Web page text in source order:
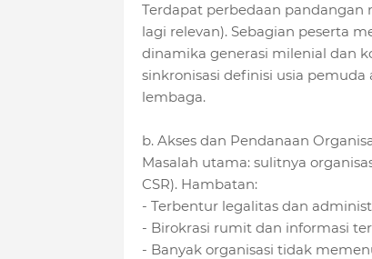
Terdapat perbedaan pandangan
lagi relevan). Sebagian peserta
dinamika generasi milenial dan
sinkronisasi definisi usia
lembaga.
b. Akses dan Pendanaan
Masalah utama: sulitnya
CSR). Hambatan:
- Terbentur legalitas dan
- Birokrasi rumit dan informasi
- Banyak organisasi tidak